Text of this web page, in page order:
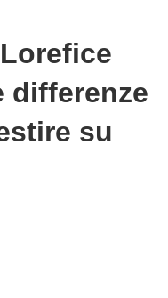
differenze
su